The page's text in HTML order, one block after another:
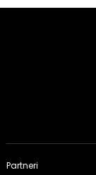
Partneri